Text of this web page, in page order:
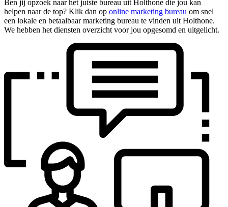
Ben jij opzoek naar het juiste bureau uit Holthone die jou kan
helpen naar de top? Klik dan op online marketing bureau om snel
een lokale en betaalbaar marketing bureau te vinden uit Holthone.
We hebben het diensten overzicht voor jou opgesomd en uitgelicht.